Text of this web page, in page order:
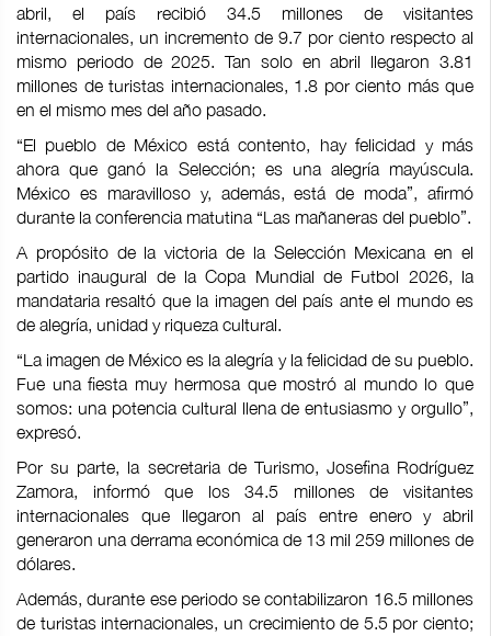
abril, el país recibió 34.5 millones de visitantes
internacionales, un incremento de 9.7 por ciento respecto al
mismo periodo de 2025. Tan solo en abril llegaron 3.81
millones de turistas internacionales, 1.8 por ciento más que
en el mismo mes del año pasado.
“El pueblo de México está contento, hay felicidad y más
ahora que ganó la Selección; es una alegría mayúscula.
México es maravilloso y, además, está de moda”, afirmó
durante la conferencia matutina “Las mañaneras del pueblo”.
A propósito de la victoria de la Selección Mexicana en el
partido inaugural de la Copa Mundial de Futbol 2026, la
mandataria resaltó que la imagen del país ante el mundo es
de alegría, unidad y riqueza cultural.
“La imagen de México es la alegría y la felicidad de su pueblo.
Fue una fiesta muy hermosa que mostró al mundo lo que
somos: una potencia cultural llena de entusiasmo y orgullo”,
expresó.
Por su parte, la secretaria de Turismo, Josefina Rodríguez
Zamora, informó que los 34.5 millones de visitantes
internacionales que llegaron al país entre enero y abril
generaron una derrama económica de 13 mil 259 millones de
dólares.
Además, durante ese periodo se contabilizaron 16.5 millones
de turistas internacionales, un crecimiento de 5.5 por ciento;